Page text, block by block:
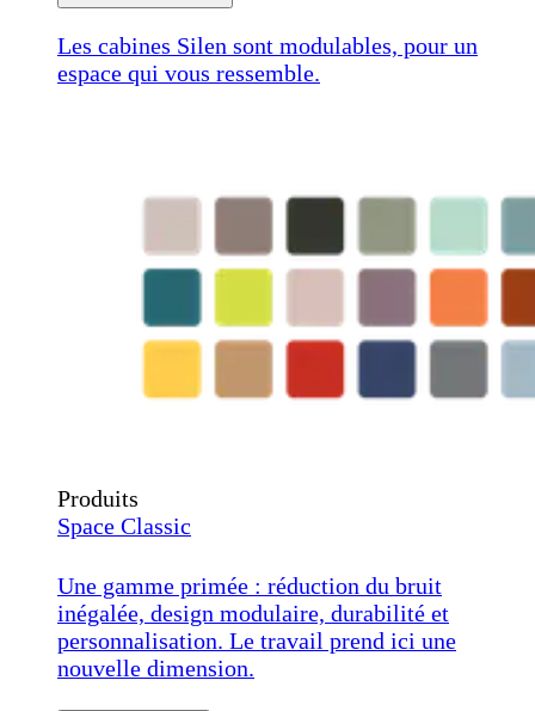
Les cabines Silen sont modulables, pour un
espace qui vous ressemble.
Produits
Space Classic
Une gamme primée : réduction du bruit
inégalée, design modulaire, durabilité et
personnalisation. Le travail prend ici une
nouvelle dimension.